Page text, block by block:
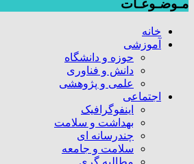
مـوضـوعـات
خانه
آموزشی
حوزه و دانشگاه
دانش و فناوری
علمی و پژوهشی
اجتماعی
اینفوگرافیک
بهداشت و سلامت
چندرسانه ای
سلامت و جامعه